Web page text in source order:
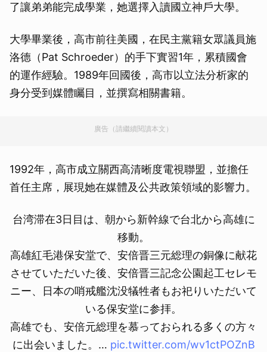
了讓弟弟能完成學業，她選擇入讀國立神戶大學。
大學畢業後，高市前往美國，在民主黨籍女眾議員施
洛德（Pat Schroeder）的手下實習1年，累積國會
的運作經驗。1989年回國後，高市以立法分析家的
身分受到媒體矚目，並撰寫相關書籍。
廣告（請繼續閱讀本文）
1992年，高市成立關西高清晰度電視聯盟，並擔任
首任主席，展現她在媒體及公共政策領域的影響力。
台湾滞在3日目は、朝から新幹線で台北から高雄に
移動。
高雄紅毛港保安堂で、安倍晋三元総理の銅像に献花
させていただいた後、安倍晋三記念公園起工セレモ
ニー、日本の哨戒艦沈没犠牲者もお祀りいただいて
いる保安堂に参拝。
高雄でも、安倍元総理を慕っておられる多くの方々
に出会いました。… pic.twitter.com/wv1ctPOZnB